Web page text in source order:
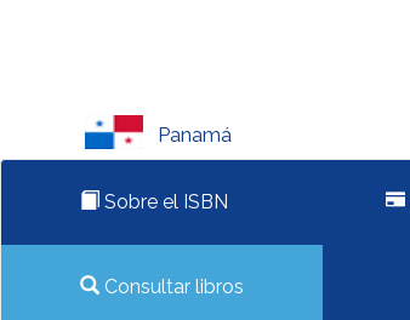
Panamá
Sobre el ISBN
Consultar libros